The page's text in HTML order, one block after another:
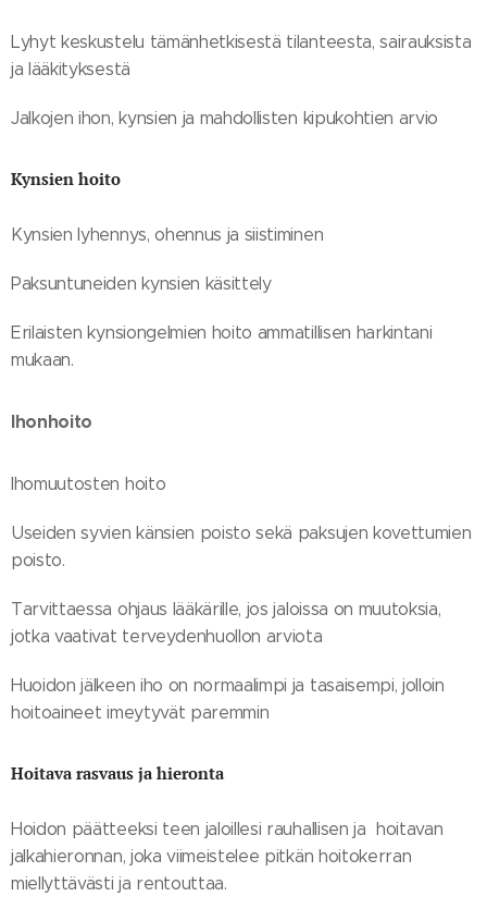
Lyhyt keskustelu tämänhetkisestä tilanteesta, sairauksista
ja lääkityksestä
Jalkojen ihon, kynsien ja mahdollisten kipukohtien arvio
Kynsien hoito
Kynsien lyhennys, ohennus ja siistiminen
Paksuntuneiden kynsien käsittely
Erilaisten kynsiongelmien hoito ammatillisen harkintani
mukaan.
Ihonhoito
Ihomuutosten hoito
Useiden syvien känsien poisto sekä paksujen kovettumien
poisto.
Tarvittaessa ohjaus lääkärille, jos jaloissa on muutoksia,
jotka vaativat terveydenhuollon arviota
Huoidon jälkeen iho on normaalimpi ja tasaisempi, jolloin
hoitoaineet imeytyvät paremmin
Hoitava rasvaus ja hieronta
Hoidon päätteeksi teen jaloillesi rauhallisen ja hoitavan
jalkahieronnan, joka viimeistelee pitkän hoitokerran
miellyttävästi ja rentouttaa.